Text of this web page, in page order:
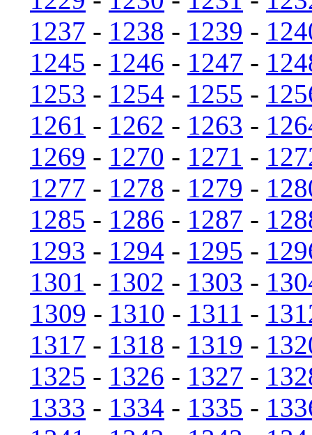
1237 - 1238 - 1239 -
1245 - 1246 - 1247 -
1253 - 1254 - 1255 -
1261 - 1262 - 1263 -
1269 - 1270 - 1271 -
1277 - 1278 - 1279 -
1285 - 1286 - 1287 -
1293 - 1294 - 1295 -
1301 - 1302 - 1303 -
1309 - 1310 - 1311 -
1317 - 1318 - 1319 -
1325 - 1326 - 1327 -
1333 - 1334 - 1335 -